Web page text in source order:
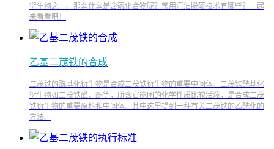
衍生物之一。那么什么是含硫化合物呢？常用汽油脱硫技术有哪些？一起
来看看吧！
乙基二茂铁的合成
二茂铁的酰基化衍生物是合成二茂铁衍生物的重要中间体，二茂铁酰基化
衍生物如二茂铁醛、酮等，所含官能团的化学性质比较活泼，是合成二茂
铁衍生物的重要原料和中间体。其中这里提到一种有关二茂铁的乙酰化的
方法。